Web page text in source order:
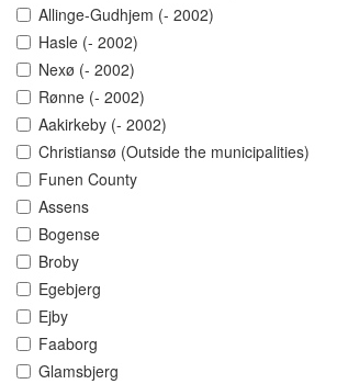
Allinge-Gudhjem (- 2002)
Hasle (- 2002)
Nexø (- 2002)
Rønne (- 2002)
Aakirkeby (- 2002)
Christiansø (Outside the municipalities)
Funen County
Assens
Bogense
Broby
Egebjerg
Ejby
Faaborg
Glamsbjerg